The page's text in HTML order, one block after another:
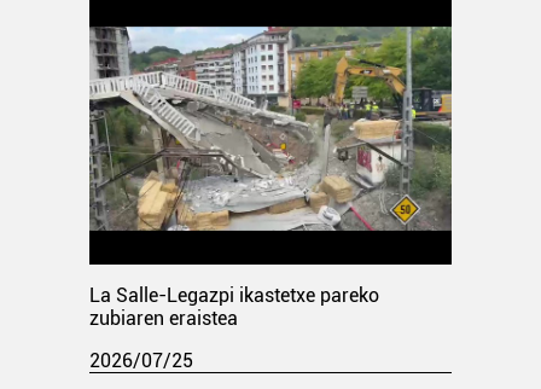
La Salle-Legazpi ikastetxe pareko
zubiaren eraistea
2026/07/25